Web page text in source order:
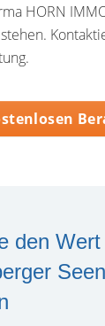
HORN
den